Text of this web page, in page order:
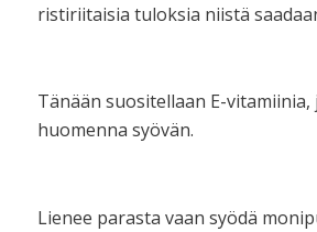
ristiriitaisia tuloksia niistä
Tänään suositellaan E-vitamiinia,
huomenna syövän.
Lienee parasta vaan syödä